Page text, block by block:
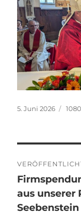
Veröffentlicht
5. Juni 2026
aus unserer